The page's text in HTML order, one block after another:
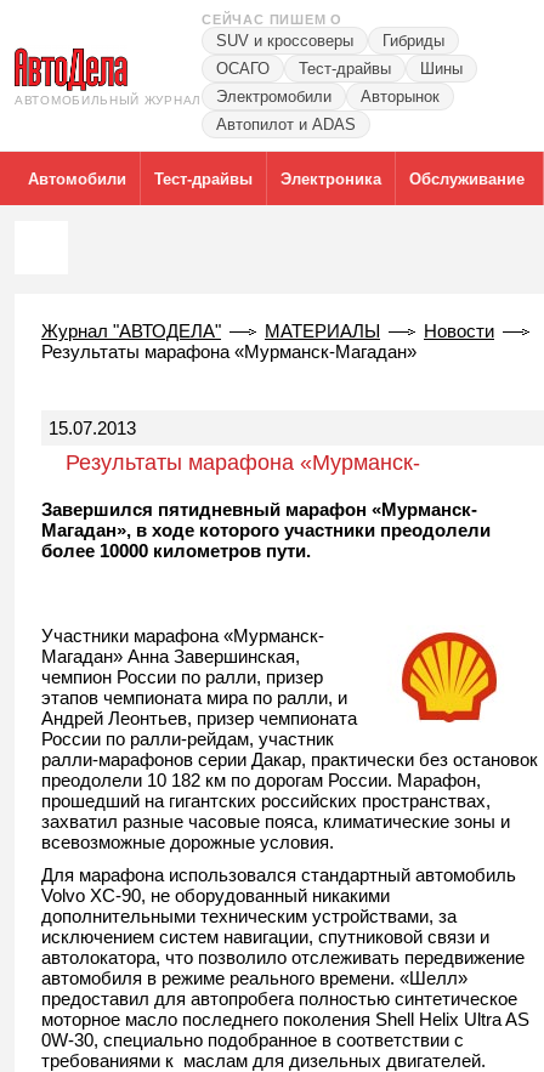
АВТОМОБИЛЬНЫЙ ЖУРНАЛ
СЕЙЧАС ПИШЕМ О
SUV и кроссоверы
Гибриды
ОСАГО
Тест-драйвы
Шины
Электромобили
Авторынок
Автопилот и ADAS
Автомобили Тест-драйвы Электроника Обслуживание
Журнал "АВТОДЕЛА" МАТЕРИАЛЫ
Новости
Результаты марафона «Мурманск-Магадан»
15.07.2013
Результаты марафона «Мурманск-
Завершился пятидневный марафон «Мурманск-
Магадан», в ходе которого участники преодолели
более 10000 километров пути.
Участники марафона «Мурманск-
Магадан» Анна Завершинская,
чемпион России по ралли, призер
этапов чемпионата мира по ралли, и
Андрей Леонтьев, призер чемпионата
России по ралли-рейдам, участник
ралли-марафонов серии Дакар, практически без остановок
преодолели 10 182 км по дорогам России. Марафон,
прошедший на гигантских российских пространствах,
захватил разные часовые пояса, климатические зоны и
всевозможные дорожные условия.
Для марафона использовался стандартный автомобиль
Volvo XC-90, не оборудованный никакими
дополнительными техническим устройствами, за
исключением систем навигации, спутниковой связи и
автолокатора, что позволило отслеживать передвижение
автомобиля в режиме реального времени. «Шелл»
предоставил для автопробега полностью синтетическое
моторное масло последнего поколения Shell Helix Ultra AS
0W-30, специально подобранное в соответствии с
требованиями к маслам для дизельных двигателей.